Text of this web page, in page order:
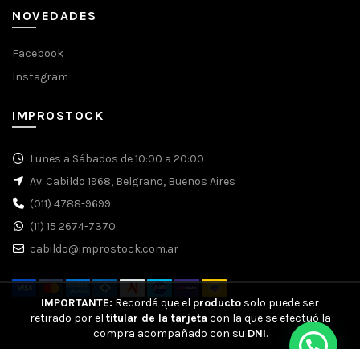
NOVEDADES
Facebook
Instagram
IMPROSTOCK
Lunes a Sábados de 10:00 a 20:00
Av. Cabildo 1968, Belgrano, Buenos Aires
(011) 4788-9699
(11) 15 2674-7370
cabildo@improstock.com.ar
IMPORTANTE: Recordá que el producto solo puede ser
retirado por el titular de la tarjeta con la que se efectuó la
compra acompañado con su DNI.